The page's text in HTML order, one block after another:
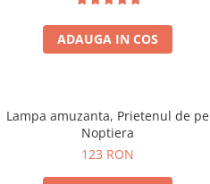
ADAUGA IN COS
Lampa amuzanta, Prietenul de pe
Noptiera
123 RON